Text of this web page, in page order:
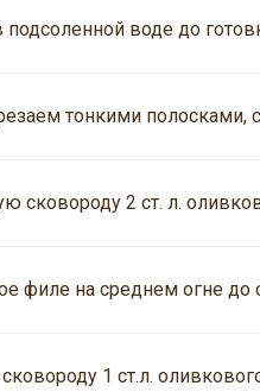
воде до
тонкими полосками,
сковороду 2 ст. л.
филе на среднем огне до
1 ст.л.